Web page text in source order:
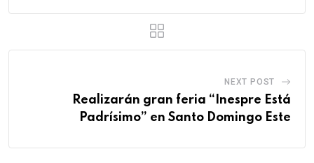
NEXT POST
Realizarán gran feria “Inespre Está
Padrísimo” en Santo Domingo Este